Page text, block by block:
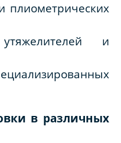
плиометрических
и
в различных